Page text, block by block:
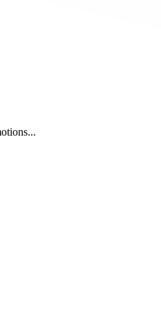
de confidentialité, en